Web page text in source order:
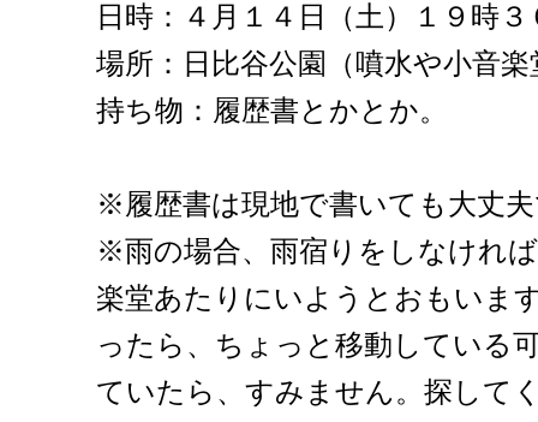
日時：４月１４日（土）１９時３
場所：日比谷公園（噴水や小音
持ち物：履歴書とかとか。
※履歴書は現地で書いても大丈
※雨の場合、雨宿りをしなけれ
楽堂あたりにいようとおもいま
ったら、ちょっと移動している
ていたら、すみません。探して